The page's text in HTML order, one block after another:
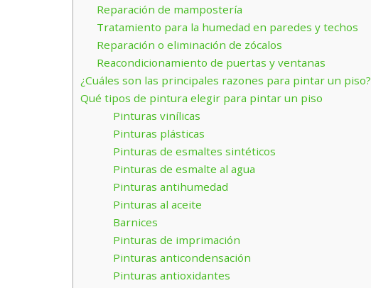
Reparación de mampostería
Tratamiento para la humedad en paredes y techos
Reparación o eliminación de zócalos
Reacondicionamiento de puertas y ventanas
¿Cuáles son las principales razones para pintar un piso?
Qué tipos de pintura elegir para pintar un piso
Pinturas vinílicas
Pinturas plásticas
Pinturas de esmaltes sintéticos
Pinturas de esmalte al agua
Pinturas antihumedad
Pinturas al aceite
Barnices
Pinturas de imprimación
Pinturas anticondensación
Pinturas antioxidantes